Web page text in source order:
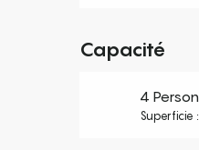
Capacité
4
Superficie